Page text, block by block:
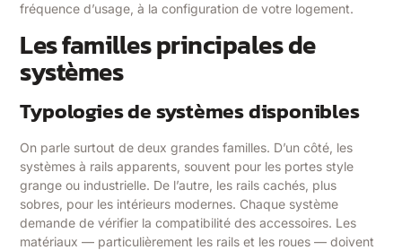
fréquence d’usage, à la configuration de votre logement.
Les familles principales de
systèmes
Typologies de systèmes disponibles
On parle surtout de deux grandes familles. D’un côté, les
systèmes à rails apparents, souvent pour les portes style
grange ou industrielle. De l’autre, les rails cachés, plus
sobres, pour les intérieurs modernes. Chaque système
demande de vérifier la compatibilité des accessoires. Les
matériaux — particulièrement les rails et les roues — doivent